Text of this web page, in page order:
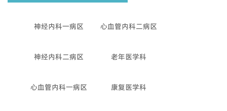
神经内科一病区 心血管内科二病区
神经内科二病区 老年医学科
心血管内科一病区 康复医学科